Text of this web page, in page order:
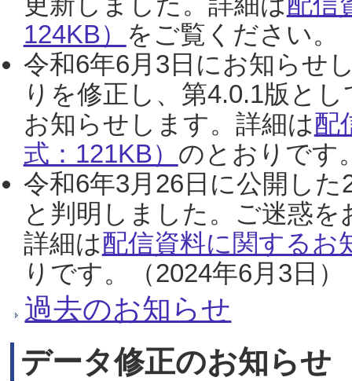
124KB） をご覧ください。
令和6年6月3日にお知らせ
りを修正し、第4.0.1版と
お知らせします。詳細は配
式：121KB） のとおりです
令和6年3月26日に公開し
と判明しました。ご迷惑
詳細は配信資料に関するお
りです。（2024年6月3日）
過去のお知らせ
データ修正のお知らせ